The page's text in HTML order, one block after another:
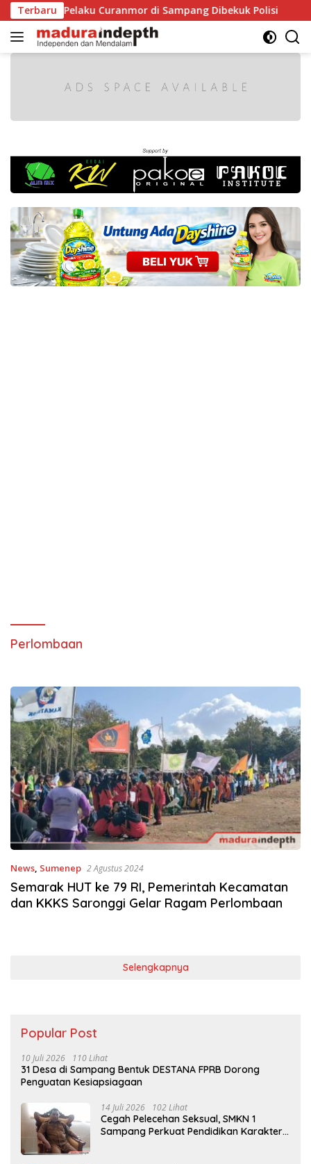
Langsung
ke
konten
Terbaru
Dua Pelaku Curanmor di Sampang Dibekuk Polisi
Perlombaan
News, Sumenep 2 Agustus 2024
Semarak HUT ke 79 RI, Pemerintah Kecamatan
dan KKKS Saronggi Gelar Ragam Perlombaan
Selengkapnya
Popular Post
10 Juli 2026 110 Lihat
31 Desa di Sampang Bentuk DESTANA FPRB Dorong
Penguatan Kesiapsiagaan
14 Juli 2026 102 Lihat
Cegah Pelecehan Seksual, SMKN 1
Sampang Perkuat Pendidikan Karakter